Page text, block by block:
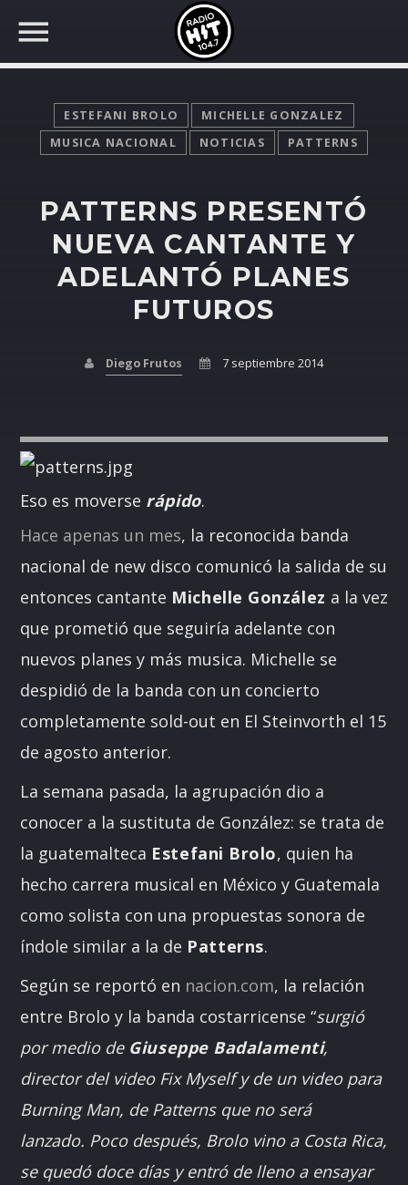
BUSCAR EN RADIO HIT
COMPARTE EN...
Twitter
ESTEFANI BROLO
MICHELLE GONZALEZ
MUSICA NACIONAL
NOTICIAS PATTERNS
PATTERNS PRESENTÓ
NUEVA CANTANTE Y
ADELANTÓ PLANES
FUTUROS
Diego Frutos 7 septiembre 2014
Eso es moverse rápido.
Hace apenas un mes, la reconocida banda
nacional de new disco comunicó la salida de su
entonces cantante Michelle González a la vez
que prometió que seguiría adelante con
nuevos planes y más musica. Michelle se
despidió de la banda con un concierto
completamente sold-out en El Steinvorth el 15
de agosto anterior.
La semana pasada, la agrupación dio a
conocer a la sustituta de González: se trata de
la guatemalteca Estefani Brolo, quien ha
hecho carrera musical en México y Guatemala
como solista con una propuestas sonora de
índole similar a la de Patterns.
Según se reportó en nacion.com, la relación
entre Brolo y la banda costarricense “surgió
por medio de Giuseppe Badalamenti,
director del video Fix Myself y de un video para
Burning Man, de Patterns que no será
lanzado. Poco después, Brolo vino a Costa Rica,
se quedó doce días y entró de lleno a ensayar